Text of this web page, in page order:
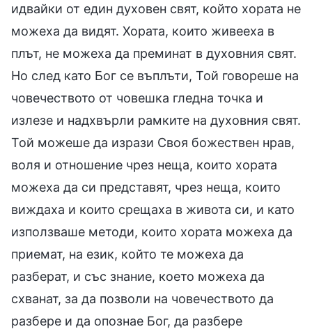
идвайки от един духовен свят, който хората не
можеха да видят. Хората, които живееха в
плът, не можеха да преминат в духовния свят.
Но след като Бог се въплъти, Той говореше на
човечеството от човешка гледна точка и
излезе и надхвърли рамките на духовния свят.
Той можеше да изрази Своя божествен нрав,
воля и отношение чрез неща, които хората
можеха да си представят, чрез неща, които
виждаха и които срещаха в живота си, и като
използваше методи, които хората можеха да
приемат, на език, който те можеха да
разберат, и със знание, което можеха да
схванат, за да позволи на човечеството да
разбере и да опознае Бог, да разбере